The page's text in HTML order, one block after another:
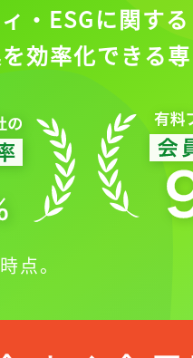
・ESGに関する
効率化できる
点。